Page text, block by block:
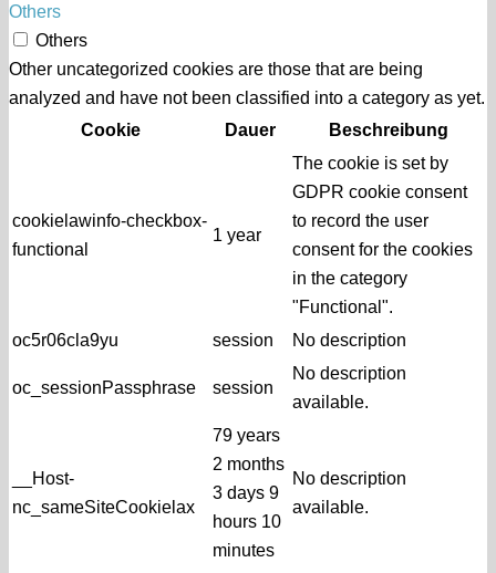
Others
Others
Other uncategorized cookies are those that are being
analyzed and have not been classified into a category as yet.
Cookie
Dauer Beschreibung
cookielawinfo-checkbox-
functional
1 year
The cookie is set by
GDPR cookie consent
to record the user
consent for the cookies
in the category
"Functional".
oc5r06cla9yu
session No description
oc_sessionPassphrase session
No description
available.
__Host-
nc_sameSiteCookielax
79 years
2 months
3 days 9
hours 10
minutes
No description
available.